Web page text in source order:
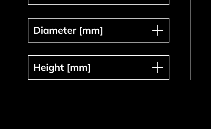
Diameter [mm]
Diameter [mm]
Height [mm]
Height [mm]